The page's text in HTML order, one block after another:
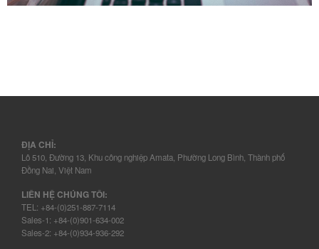
ĐỊA CHỈ:
Lô 510, Đường 13, Khu công nghiệp Amata, Phường Long Bình, Thành phố
Đồng Nai, Việt Nam
LIÊN HỆ CHÚNG TÔI:
TEL: +84-(0)251-887-7114
Sales-1: +84-(0)901-634-002
Sales-2: +84-(0)934-936-292